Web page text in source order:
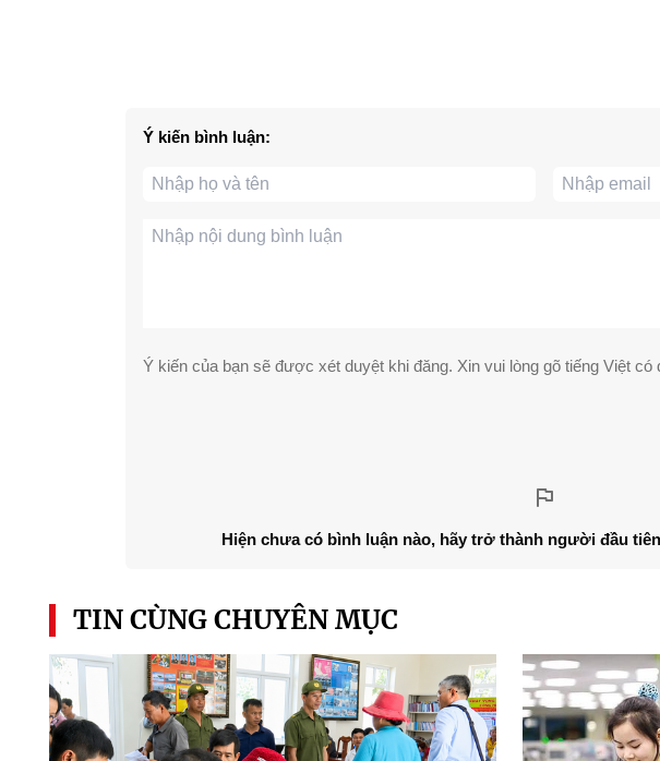
Ý kiến bình luận:
Ý kiến của bạn sẽ được xét duyệt khi đăng. Xin vui lòng gõ tiếng Việt có
Hiện chưa có bình luận nào, hãy trở thành người đầu
TIN CÙNG CHUYÊN MỤC